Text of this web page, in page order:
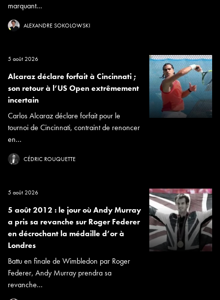
marquant...
ALEXANDRE SOKOLOWSKI
5 août 2026
Alcaraz déclare forfait à Cincinnati ;
son retour à l’US Open extrêmement
incertain
Carlos Alcaraz déclare forfait pour le
tournoi de Cincinnati, contraint de renoncer
en...
CÉDRIC ROUQUETTE
5 août 2026
5 août 2012 : le jour où Andy Murray
a pris sa revanche sur Roger Federer
en décrochant la médaille d’or à
Londres
Battu en finale de Wimbledon par Roger
Federer, Andy Murray prendra sa
revanche...